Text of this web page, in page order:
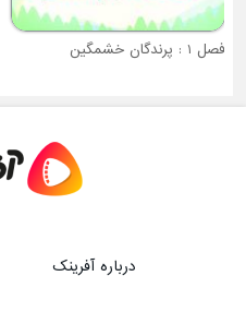
فصل 1 : پرندگان خشمگین
درباره آفرینک